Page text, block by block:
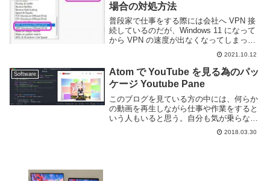
場合の対処方法
普段家で仕事をする際には会社へ VPN 接
続しているのだが、Windows 11 になって
から VPN の速度が出なくなってしまっ
た。調べてみると、どうやら Windows 11
では L2TP 接続時のパフォーマンスが上手
く出ないようであ...
2021.10.12
Software
Atom で YouTube を見る為のパッ
ケージ Youtube Pane
このブログを見ている方の中には、何らか
の動画を再生しながら仕事や作業をすると
いう人もいると思う。自分も気が乗らない
時は動画を流しながらダラダラと作業する
事がある。効率的ではないが少しずつでも
2018.03.30